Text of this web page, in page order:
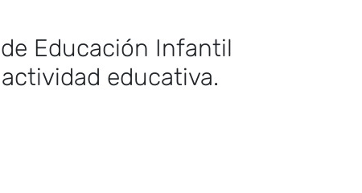
Educación Infantil
educativa.